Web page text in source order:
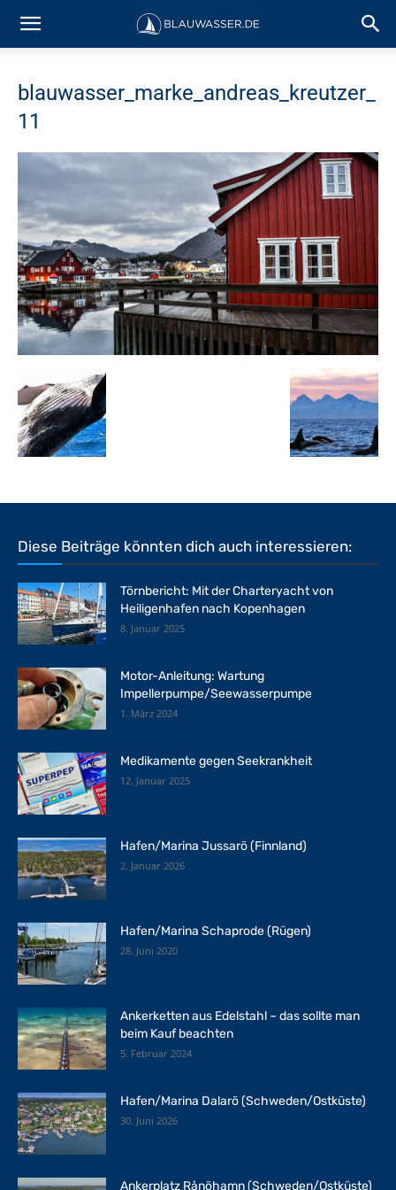
blauwasser_marke_andreas_kreutzer_
11
Diese Beiträge könnten dich auch interessieren:
Törnbericht: Mit der Charteryacht von
Heiligenhafen nach Kopenhagen
8. Januar 2025
Motor-Anleitung: Wartung
Impellerpumpe/Seewasserpumpe
1. März 2024
Medikamente gegen Seekrankheit
12. Januar 2025
Hafen/Marina Jussarö (Finnland)
2. Januar 2026
Hafen/Marina Schaprode (Rügen)
28. Juni 2020
Ankerketten aus Edelstahl – das sollte man
beim Kauf beachten
5. Februar 2024
Hafen/Marina Dalarö (Schweden/Ostküste)
30. Juni 2026
Ankerplatz Rånöhamn (Schweden/Ostküste)